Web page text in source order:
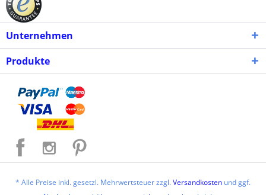
Unternehmen
Produkte
* Alle Preise inkl. gesetzl. Mehrwertsteuer zzgl.Versandkosten und ggf.